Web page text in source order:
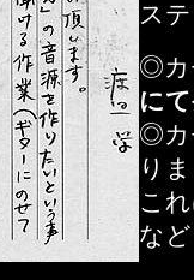
ス
◎カ
に
◎カ
り
こ
な